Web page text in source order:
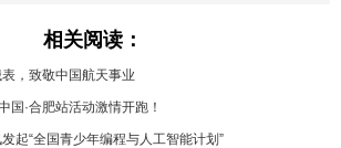
相关阅读：
，致敬中国航天事业
国·合肥站活动激情开跑！
起“全国青少年编程与人工智能计划”